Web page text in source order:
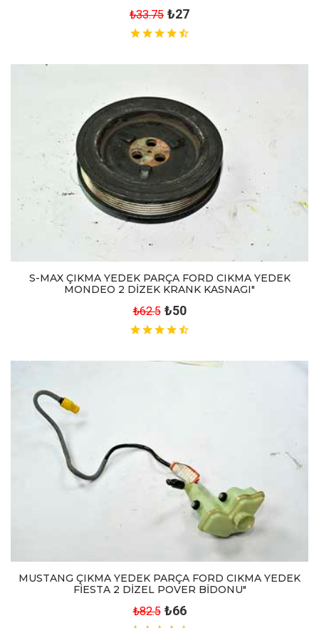
₺33.75 ₺27
S-MAX ÇIKMA YEDEK PARÇA FORD CIKMA YEDEK
MONDEO 2 DİZEK KRANK KASNAGI"
₺62.5 ₺50
MUSTANG ÇIKMA YEDEK PARÇA FORD CIKMA YEDEK
FİESTA 2 DİZEL POVER BİDONU"
₺82.5 ₺66